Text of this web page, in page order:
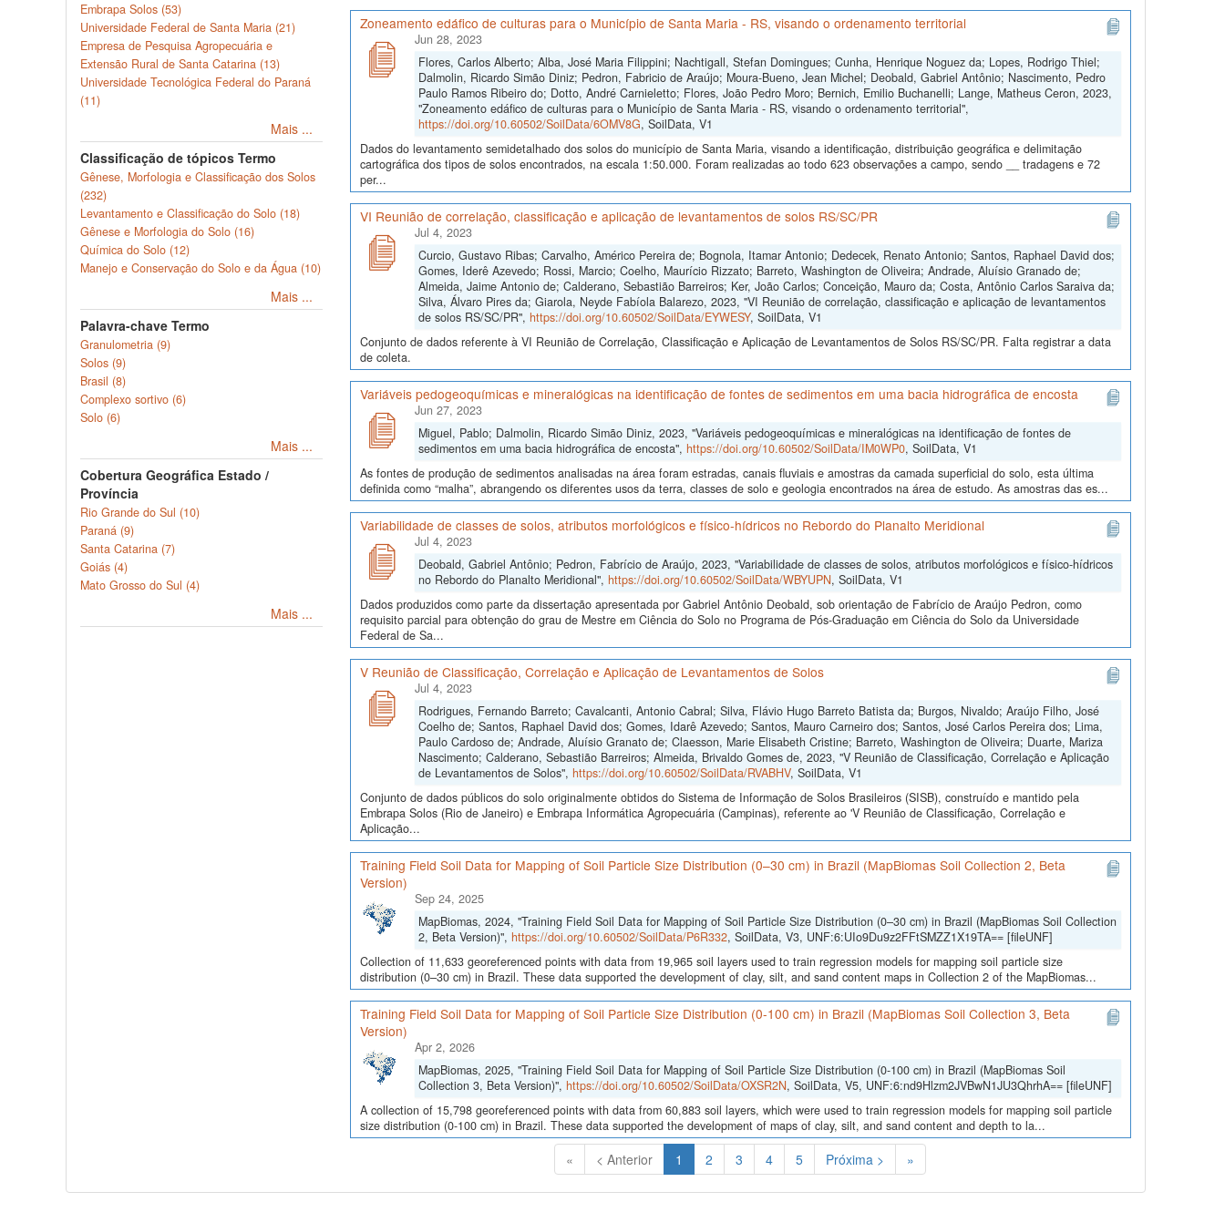
Embrapa Solos (53)
Universidade Federal de Santa Maria (21)
Empresa de Pesquisa Agropecuária e
Extensão Rural de Santa Catarina (13)
Universidade Tecnológica Federal do Paraná
(11)
Mais ...
Classificação de tópicos Termo
Gênese, Morfologia e Classificação dos Solos
(232)
Levantamento e Classificação do Solo (18)
Gênese e Morfologia do Solo (16)
Química do Solo (12)
Manejo e Conservação do Solo e da Água (10)
Mais ...
Palavra-chave Termo
Granulometria (9)
Solos (9)
Brasil (8)
Complexo sortivo (6)
Solo (6)
Mais ...
Cobertura Geográfica Estado /
Província
Rio Grande do Sul (10)
Paraná (9)
Santa Catarina (7)
Goiás (4)
Mato Grosso do Sul (4)
Mais ...
Zoneamento edáfico de culturas para o Município de Santa Maria - RS, visando o ordenamento territorial
Jun 28, 2023
Flores, Carlos Alberto; Alba, José Maria Filippini; Nachtigall, Stefan Domingues; Cunha, Henrique Noguez da; Lopes, Rodrigo Thiel;
Dalmolin, Ricardo Simão Diniz; Pedron, Fabricio de Araújo; Moura-Bueno, Jean Michel; Deobald, Gabriel Antônio; Nascimento, Pedro
Paulo Ramos Ribeiro do; Dotto, André Carnieletto; Flores, João Pedro Moro; Bernich, Emilio Buchanelli; Lange, Matheus Ceron, 2023,
"Zoneamento edáfico de culturas para o Município de Santa Maria - RS, visando o ordenamento territorial",
https://doi.org/10.60502/SoilData/6OMV8G, SoilData, V1
Dados do levantamento semidetalhado dos solos do município de Santa Maria, visando a identificação, distribuição geográfica e delimitação
cartográfica dos tipos de solos encontrados, na escala 1:50.000. Foram realizadas ao todo 623 observações a campo, sendo __ tradagens e 72
per...
VI Reunião de correlação, classificação e aplicação de levantamentos de solos RS/SC/PR
Jul 4, 2023
Curcio, Gustavo Ribas; Carvalho, Américo Pereira de; Bognola, Itamar Antonio; Dedecek, Renato Antonio; Santos, Raphael David dos;
Gomes, Iderê Azevedo; Rossi, Marcio; Coelho, Maurício Rizzato; Barreto, Washington de Oliveira; Andrade, Aluísio Granado de;
Almeida, Jaime Antonio de; Calderano, Sebastião Barreiros; Ker, João Carlos; Conceição, Mauro da; Costa, Antônio Carlos Saraiva da;
Silva, Álvaro Pires da; Giarola, Neyde Fabíola Balarezo, 2023, "VI Reunião de correlação, classificação e aplicação de levantamentos
de solos RS/SC/PR", https://doi.org/10.60502/SoilData/EYWESY, SoilData, V1
Conjunto de dados referente à VI Reunião de Correlação, Classificação e Aplicação de Levantamentos de Solos RS/SC/PR. Falta registrar a data
de coleta.
Variáveis pedogeoquímicas e mineralógicas na identificação de fontes de sedimentos em uma bacia hidrográfica de encosta
Jun 27, 2023
Miguel, Pablo; Dalmolin, Ricardo Simão Diniz, 2023, "Variáveis pedogeoquímicas e mineralógicas na identificação de fontes de
sedimentos em uma bacia hidrográfica de encosta", https://doi.org/10.60502/SoilData/IM0WP0, SoilData, V1
As fontes de produção de sedimentos analisadas na área foram estradas, canais fluviais e amostras da camada superficial do solo, esta última
definida como “malha”, abrangendo os diferentes usos da terra, classes de solo e geologia encontrados na área de estudo. As amostras das es...
Variabilidade de classes de solos, atributos morfológicos e físico-hídricos no Rebordo do Planalto Meridional
Jul 4, 2023
Deobald, Gabriel Antônio; Pedron, Fabrício de Araújo, 2023, "Variabilidade de classes de solos, atributos morfológicos e físico-hídricos
no Rebordo do Planalto Meridional", https://doi.org/10.60502/SoilData/WBYUPN, SoilData, V1
Dados produzidos como parte da dissertação apresentada por Gabriel Antônio Deobald, sob orientação de Fabrício de Araújo Pedron, como
requisito parcial para obtenção do grau de Mestre em Ciência do Solo no Programa de Pós-Graduação em Ciência do Solo da Universidade
Federal de Sa...
V Reunião de Classificação, Correlação e Aplicação de Levantamentos de Solos
Jul 4, 2023
Rodrigues, Fernando Barreto; Cavalcanti, Antonio Cabral; Silva, Flávio Hugo Barreto Batista da; Burgos, Nivaldo; Araújo Filho, José
Coelho de; Santos, Raphael David dos; Gomes, Idarê Azevedo; Santos, Mauro Carneiro dos; Santos, José Carlos Pereira dos; Lima,
Paulo Cardoso de; Andrade, Aluísio Granato de; Claesson, Marie Elisabeth Cristine; Barreto, Washington de Oliveira; Duarte, Mariza
Nascimento; Calderano, Sebastião Barreiros; Almeida, Brivaldo Gomes de, 2023, "V Reunião de Classificação, Correlação e Aplicação
de Levantamentos de Solos", https://doi.org/10.60502/SoilData/RVABHV, SoilData, V1
Conjunto de dados públicos do solo originalmente obtidos do Sistema de Informação de Solos Brasileiros (SISB), construído e mantido pela
Embrapa Solos (Rio de Janeiro) e Embrapa Informática Agropecuária (Campinas), referente ao 'V Reunião de Classificação, Correlação e
Aplicação...
Training Field Soil Data for Mapping of Soil Particle Size Distribution (0–30 cm) in Brazil (MapBiomas Soil Collection 2, Beta
Version)
Sep 24, 2025
MapBiomas, 2024, "Training Field Soil Data for Mapping of Soil Particle Size Distribution (0–30 cm) in Brazil (MapBiomas Soil Collection
2, Beta Version)", https://doi.org/10.60502/SoilData/P6R332, SoilData, V3, UNF:6:UIo9Du9z2FFtSMZZ1X19TA== [fileUNF]
Collection of 11,633 georeferenced points with data from 19,965 soil layers used to train regression models for mapping soil particle size
distribution (0–30 cm) in Brazil. These data supported the development of clay, silt, and sand content maps in Collection 2 of the MapBiomas...
Training Field Soil Data for Mapping of Soil Particle Size Distribution (0-100 cm) in Brazil (MapBiomas Soil Collection 3, Beta
Version)
Apr 2, 2026
MapBiomas, 2025, "Training Field Soil Data for Mapping of Soil Particle Size Distribution (0-100 cm) in Brazil (MapBiomas Soil
Collection 3, Beta Version)", https://doi.org/10.60502/SoilData/OXSR2N, SoilData, V5, UNF:6:nd9Hlzm2JVBwN1JU3QhrhA== [fileUNF]
A collection of 15,798 georeferenced points with data from 60,883 soil layers, which were used to train regression models for mapping soil particle
size distribution (0-100 cm) in Brazil. These data supported the development of maps of clay, silt, and sand content and depth to la...
« < Anterior 1 (Atual)
2 3 4 5 Próxima > »